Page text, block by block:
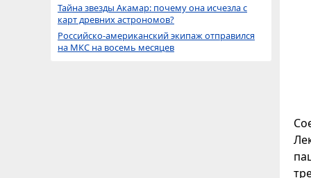
Тайна звезды Акамар: почему она исчезла с
карт древних астрономов?
Российско-американский экипаж отправился
на МКС на восемь месяцев